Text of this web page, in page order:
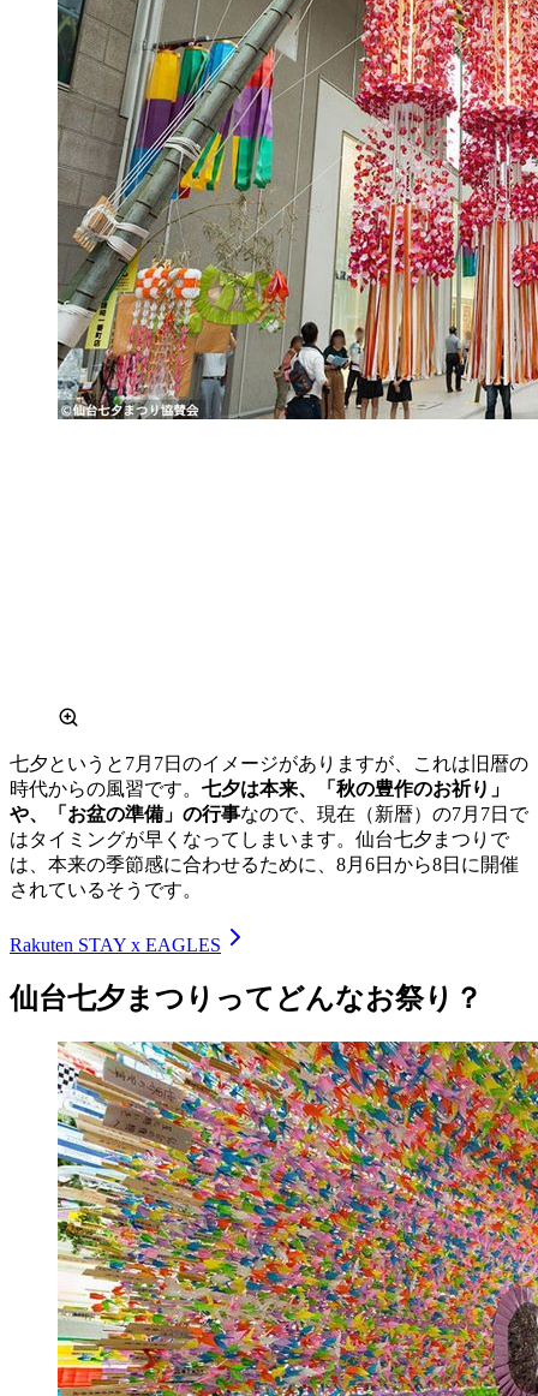
七夕というと7月7日のイメージがありますが、これは旧暦の
時代からの風習です。 七夕は本来、「秋の豊作のお祈り」
や、「お盆の準備」の行事なので、現在（新暦）の7月7日で
はタイミングが早くなってしまいます。仙台七夕まつりで
は、本来の季節感に合わせるために、8月6日から8日に開催
されているそうです。
Rakuten STAY x EAGLES
仙台七夕まつりってどんなお祭り？